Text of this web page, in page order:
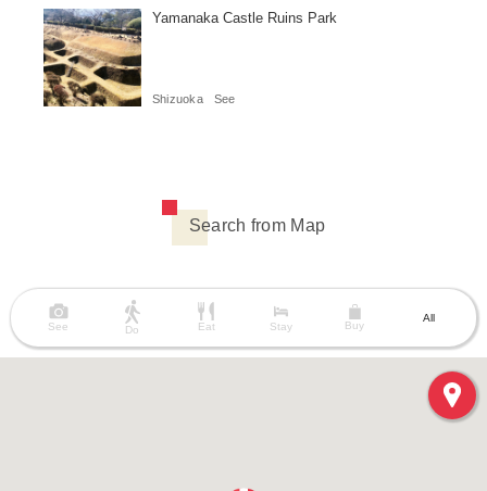
Yamanaka Castle Ruins Park
Shizuoka See
Search from Map
See Do Eat Stay Buy
All